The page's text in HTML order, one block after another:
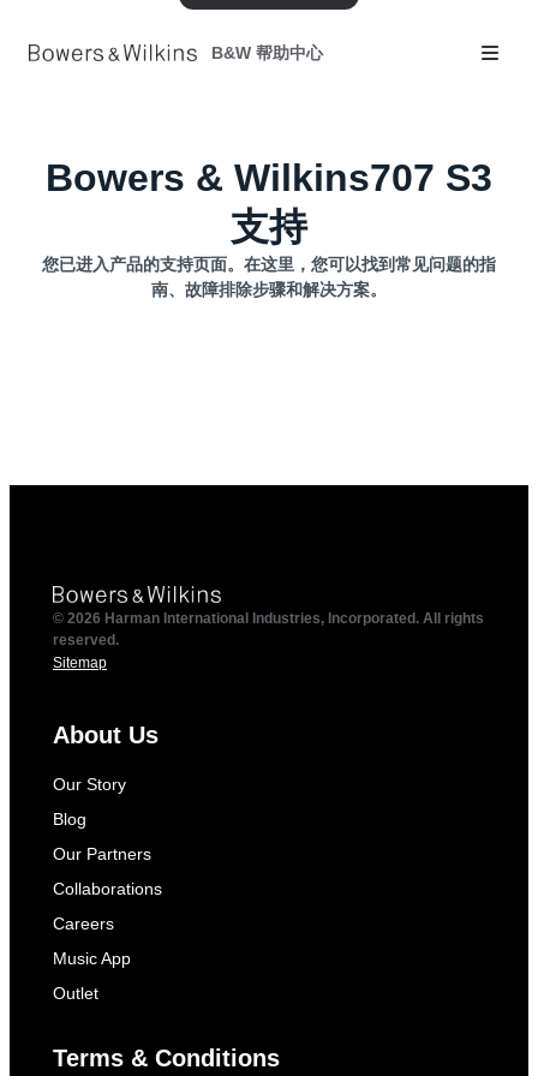
B&W 帮助中心
Bowers & Wilkins707 S3
支持
您已进入产品的支持页面。在这里，您可以找到常见问题的指
南、故障排除步骤和解决方案。
© 2026 Harman International Industries, Incorporated. All rights
reserved.
Sitemap
About Us
Our Story
Blog
Our Partners
Collaborations
Careers
Music App
Outlet
Terms & Conditions